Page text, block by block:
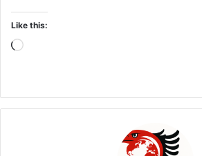
Like this:
Loading…